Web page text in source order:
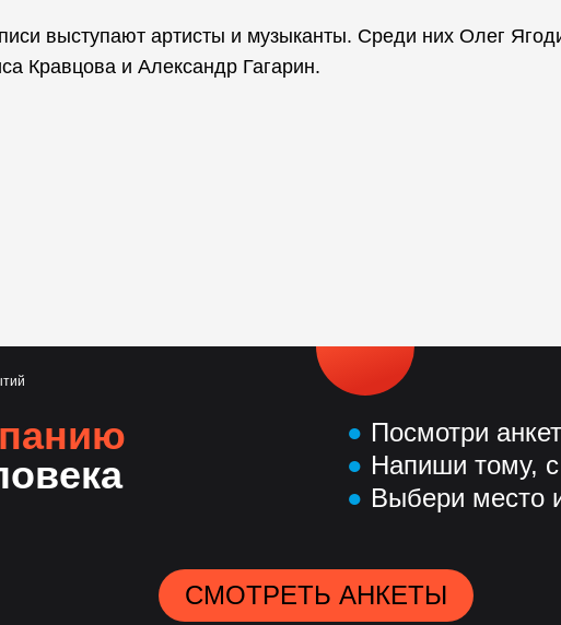
выступают артисты и музыканты. Среди них Олег
Кравцова и Александр Гагарин.
● Посмотри
● Напиши тому,
● Выбери место
СМОТРЕТЬ АНКЕТЫ